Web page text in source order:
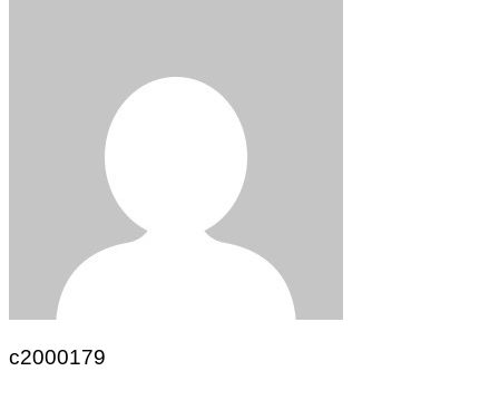
c2000179